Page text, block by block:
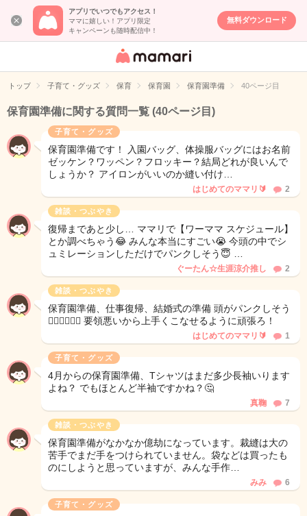
アプリでいつでもアクセス！
ママに嬉しい！アプリ限定
キャンペーンも随時配信中！
無料ダウンロード
女性専用匿名QA
イト
トップ 子育て・グッズ 保育 保育園 保育園準備 40ページ目
保育園準備に関する質問一覧 (40ページ目)
子育て・グッズ
保育園準備です！ 入園バッグ、体操服バッグにはお名前
ゼッケン？ワッペン？フロッキー？結局どれが良いんで
しょうか？ アイロンがいいのか縫い付け…
はじめてのママリ🔰 2
雑談・つぶやき
復帰まであと少し… ママリで【ワーママ スケジュール】
とか調べちゃう😂 みんな本当にすごい😭 今頭の中でシ
ュミレーションしただけでパンクしそう😇 …
ぐーたん☆生涯涼介推し 2
雑談・つぶやき
保育園準備、仕事復帰、結婚式の準備 頭がパンクしそう
😵‍💫😵‍💫😵‍💫 要領悪いから上手くこなせるように頑張ろ！
はじめてのママリ🔰 1
子育て・グッズ
4月からの保育園準備、Tシャツはまだ多少長袖いります
よね？ でもほとんど半袖ですかね？🤔
真鞠 7
雑談・つぶやき
保育園準備がなかなか億劫になっています。裁縫は大の
苦手でまだ手をつけられていません。袋などは買ったも
のにしようと思っていますが、みんな手作…
みみ 6
子育て・グッズ